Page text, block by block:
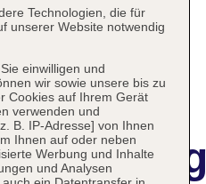
Technologien, die für
unserer Website notwendig
einwilligen und
wir sowie unsere bis zu
Cookies auf Ihrem Gerät
verwenden und
B. IP-Adresse] von Ihnen
Ihnen auf oder neben
Werbung und Inhalte
und Analysen